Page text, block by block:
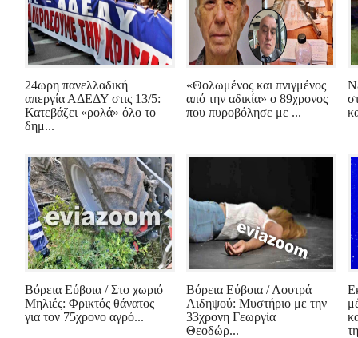
24ωρη πανελλαδική
απεργία ΑΔΕΔΥ στις 13/5:
Κατεβάζει «ρολά» όλο το
δημ...
«Θολωμένος και πνιγμένος
από την αδικία» ο 89χρονος
που πυροβόλησε με ...
Βόρεια Εύβοια / Στο χωριό
Μηλιές: Φρικτός θάνατος
για τον 75χρονο αγρό...
Βόρεια Εύβοια / Λουτρά
Αιδηψού: Μυστήριο με την
33χρονη Γεωργία
Θεοδώρ...